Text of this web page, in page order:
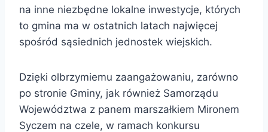
na inne niezbędne lokalne inwestycje, których
to gmina ma w ostatnich latach najwięcej
spośród sąsiednich jednostek wiejskich.
Dzięki olbrzymiemu zaangażowaniu, zarówno
po stronie Gminy, jak również Samorządu
Województwa z panem marszałkiem Mironem
Syczem na czele, w ramach konkursu